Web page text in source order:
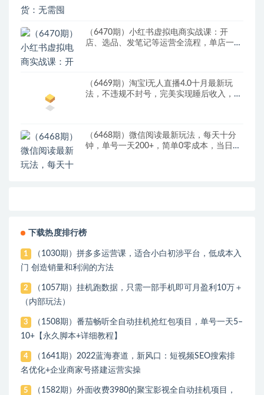
（6470期）小红书虚拟电商实战课：开
店、选品、发笔记等运营全流程，单店一天
（6469期）淘宝i无人直播4.0十月最新玩
法，不违规不封号，完美实现睡后收入，日
（6468期）微信阅读最新玩法，每天十分
钟，单号一天200+，简单0零成本，当日提
下载热度排行榜
1
（1030期）拼多多运营课，适合小白初涉平台，低成本入
门 创造销量和利润的方法
2
（1057期）挂机跑数据，只需一部手机即可月盈利10万＋
（内部玩法）
3
（1508期）番茄畅听全自动挂机抢红包项目，单号一天5–
10+【永久脚本+详细教程】
4
（1641期）2022蓝海赛道，新风口：短视频SEO搜索排
名优化+企业商家号搭建运营实操
5
（1582期）外面收费3980的聚宝影视全自动挂机项目，